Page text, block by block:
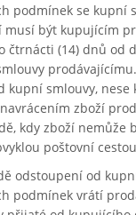
podmínek se kupní
musí být kupujícím
čtrnácti (14) dnů od
kupní smlouvy, nese
zboží
kdy zboží nemůže
poštovní
odstoupení od
podmínek vrátí